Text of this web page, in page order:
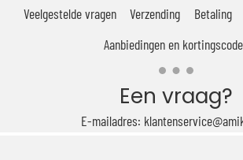
Veelgestelde vragen Verzending Betaling
Aanbiedingen en
Een vraag?
E-mailadres: